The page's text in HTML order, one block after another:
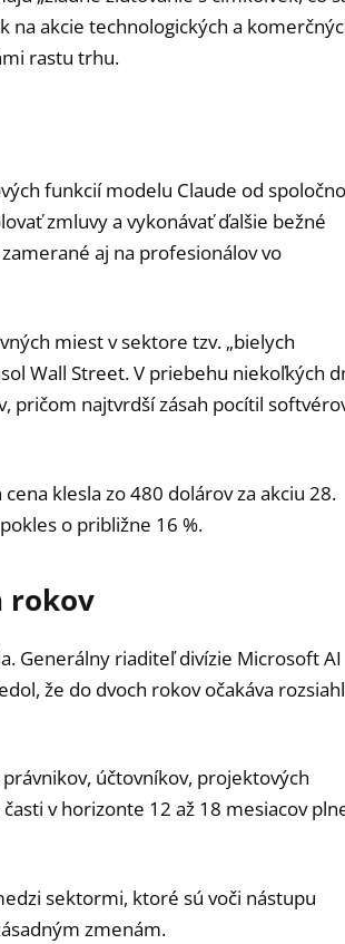
na akcie technologických a
rastu trhu.
funkcií modelu Claude od
zmluvy a vykonávať ďalšie bežné
aj na profesionálov vo
miest v sektore tzv. „bielych
Wall Street. V priebehu niekoľkých
pričom najtvrdší zásah pocítil
klesla zo 480 dolárov za akciu 28.
o približne 16 %.
rokov
Generálny riaditeľ divízie Microsoft AI
že do dvoch rokov očakáva
účtovníkov, projektových
v horizonte 12 až 18 mesiacov
sektormi, ktoré sú voči nástupu
zmenám.